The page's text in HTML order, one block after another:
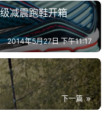
11顶级减震跑鞋开箱
2014年5月27日 下午11:17
下一篇